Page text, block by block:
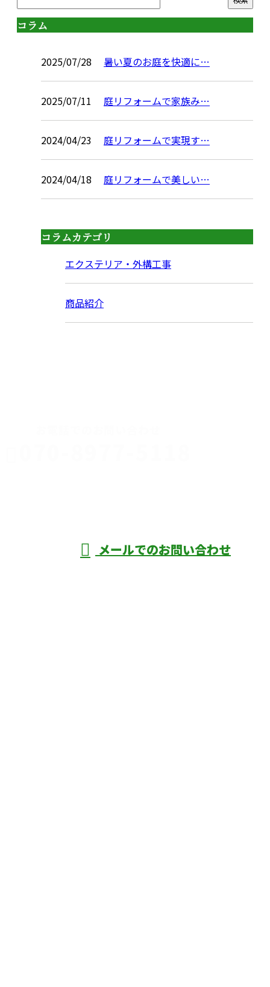
コラム
2025/07/28 暑い夏のお庭を快適に…
2025/07/11 庭リフォームで家族み…
2024/04/23 庭リフォームで実現す…
2024/04/18 庭リフォームで美しい…
コラムカテゴリ
エクステリア・外構工事
商品紹介
メールでのお問い合わせ